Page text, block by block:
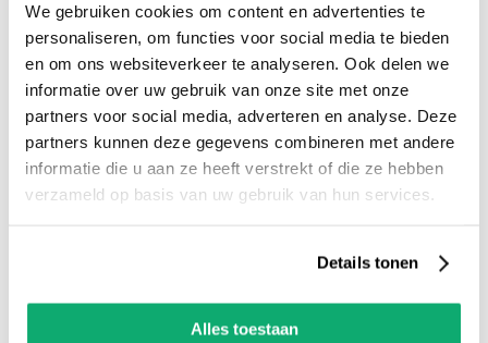
We gebruiken cookies om content en advertenties te
personaliseren, om functies voor social media te bieden
en om ons websiteverkeer te analyseren. Ook delen we
informatie over uw gebruik van onze site met onze
partners voor social media, adverteren en analyse. Deze
partners kunnen deze gegevens combineren met andere
informatie die u aan ze heeft verstrekt of die ze hebben
verzameld op basis van uw gebruik van hun services.
Details tonen
Alles toestaan
De kleur van de tegel op de afbeelding kan altijd
iets afwijken van de werkelijkheid. We adviseren
om ook wat tegels als reserve te houden als er
een keer schade of breuk is.
Eigenschappen
Let op! Over gebleven tegels mogen niet retour! De
afwijken van de werkelijkheid. We adviseren om ook